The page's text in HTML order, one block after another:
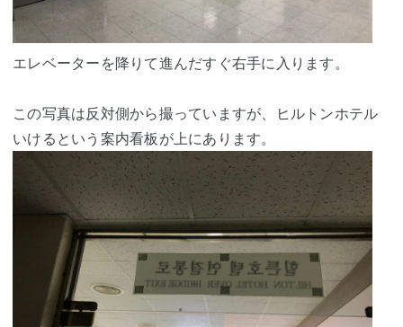
エレベーターを降りて進んだすぐ右手に入ります。
この写真は反対側から撮っていますが、ヒルトンホテル
いけるという案内看板が上にあります。